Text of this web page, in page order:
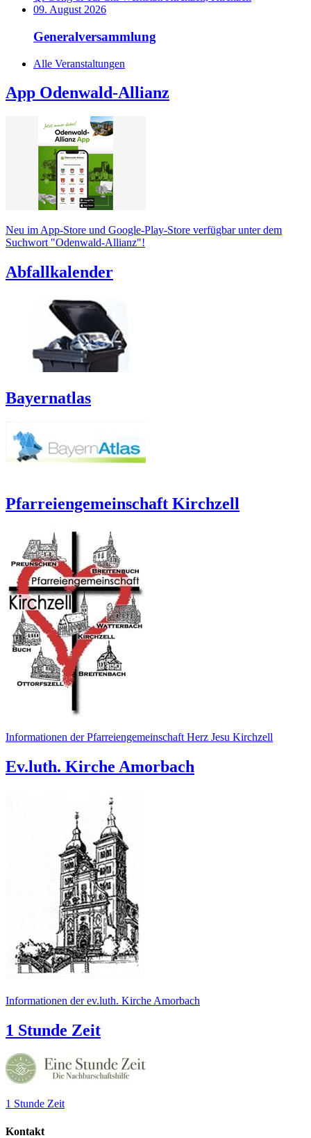
09. August 2026
Generalversammlung
Alle Veranstaltungen
App Odenwald-Allianz
Neu im App-Store und Google-Play-Store verfügbar unter dem
Suchwort "Odenwald-Allianz"!
Abfallkalender
Bayernatlas
Pfarreiengemeinschaft Kirchzell
Informationen der Pfarreiengemeinschaft Herz Jesu Kirchzell
Ev.luth. Kirche Amorbach
Informationen der ev.luth. Kirche Amorbach
1 Stunde Zeit
1 Stunde Zeit
Kontakt